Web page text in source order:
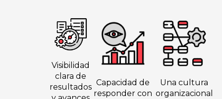
Visibilidad
clara de
resultados Capacidad de
responder con
Una cultura
organizacional